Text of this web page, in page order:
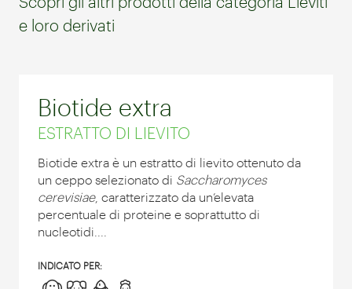
e loro derivati
Biotide extra
ESTRATTO DI LIEVITO
Biotide extra è un estratto di lievito ottenuto da
un ceppo selezionato di Saccharomyces
cerevisiae, caratterizzato da un’elevata
percentuale di proteine e soprattutto di
nucleotidi....
INDICATO PER: